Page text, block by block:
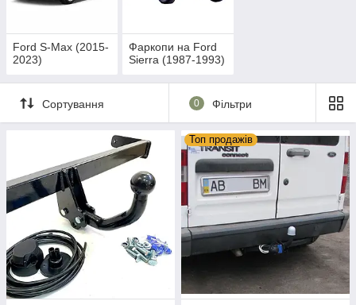
Ford S-Max (2015-
2023)
Фаркопи на Ford
Sierra (1987-1993)
Сортування 0 Фільтри
Топ продажів